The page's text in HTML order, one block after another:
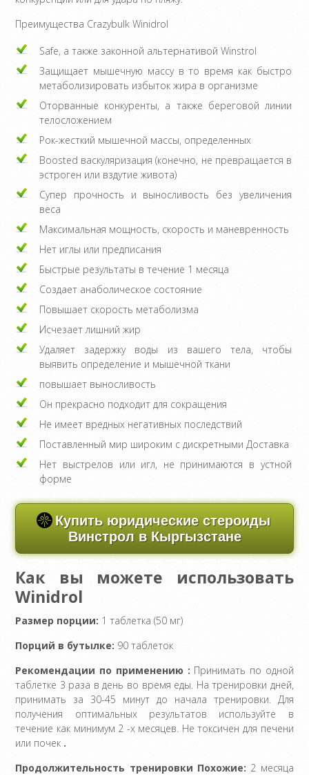
Преимущества Crazybulk Winidrol
Safe, а также законной альтернативой Winstrol
Защищает мышечную массу в то время как быстро
метаболизировать избыток жира в организме
Оторванные конкуренты, а также береговой линии
телосложением
Рок-жесткий мышечной массы, определенных
Boosted васкуляризация (конечно, не превращается в
эстроген или вздутие живота)
Супер прочность и выносливость без увеличения
веса
Максимальная мощность, скорость и маневренность
Нет иглы или предписания
Быстрые результаты в течение 1 месяца
Создает анаболическое состояние
Повышает скорость метаболизма
Исчезает лишний жир
Удаляет задержку воды из вашего тела, чтобы
выявить определение и мышечной ткани
повышает выносливость
Он прекрасно подходит для сокращения
Не имеет вредных негативных последствий
Поставленный мир широким с дискретными Доставка
Нет выстрелов или игл, не принимаются в устной
форме
Купить юридические стероиды
Винстрол в Кыргызстане
Как вы можете использовать
Winidrol
Размер порции: 1 таблетка (50 мг)
Порций в бутылке: 90 таблеток
Рекомендации по применению : Принимать по одной
таблетке 3 раза в день во время еды. На тренировки дней,
принимать за 30-45 минут до начала тренировки. Для
получения оптимальных результатов используйте в
течение как минимум 2 -х месяцев. Не токсичен для печени
или почек .
Продолжительность тренировки Похожие: 2 месяца